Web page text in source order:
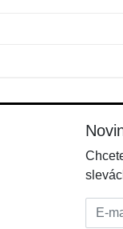
E-mail: